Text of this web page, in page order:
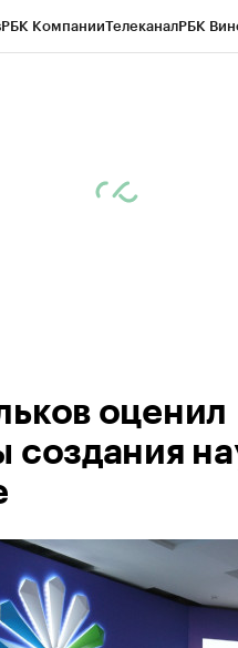
РБК КомпанииТелеканалРБК
оценил
создания